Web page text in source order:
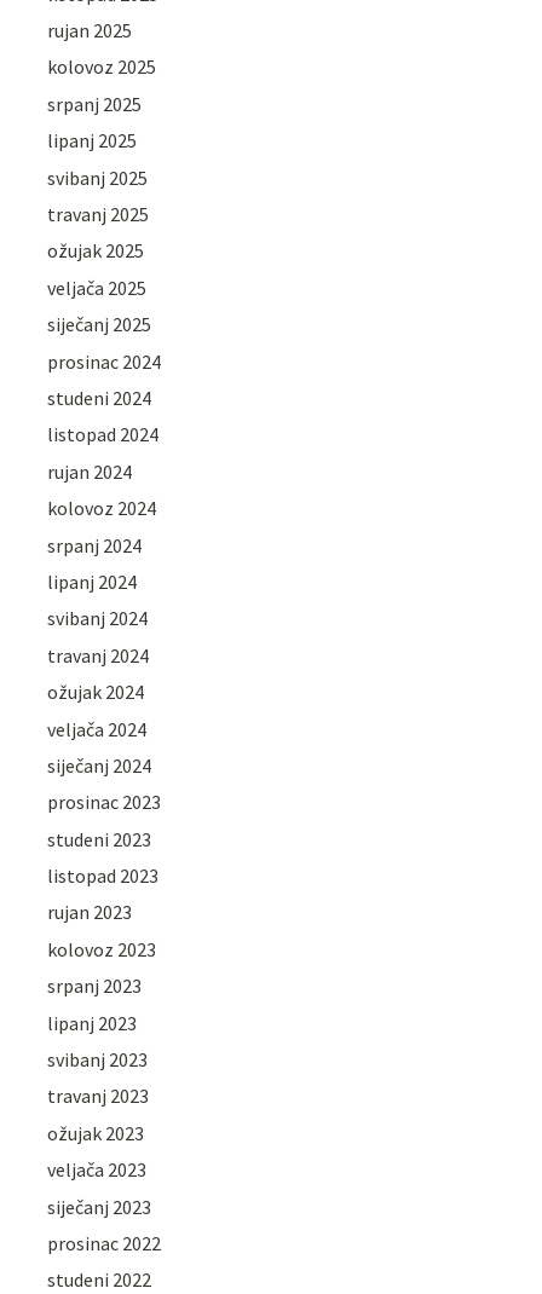
rujan 2025
kolovoz 2025
srpanj 2025
lipanj 2025
svibanj 2025
travanj 2025
ožujak 2025
veljača 2025
siječanj 2025
prosinac 2024
studeni 2024
listopad 2024
rujan 2024
kolovoz 2024
srpanj 2024
lipanj 2024
svibanj 2024
travanj 2024
ožujak 2024
veljača 2024
siječanj 2024
prosinac 2023
studeni 2023
listopad 2023
rujan 2023
kolovoz 2023
srpanj 2023
lipanj 2023
svibanj 2023
travanj 2023
ožujak 2023
veljača 2023
siječanj 2023
prosinac 2022
studeni 2022